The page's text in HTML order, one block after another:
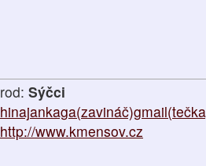
rod: Sýčci
http://www.kmensov.cz